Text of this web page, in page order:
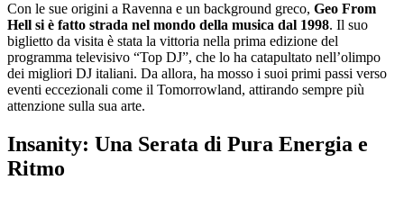
Con le sue origini a Ravenna e un background greco, Geo From
Hell si è fatto strada nel mondo della musica dal 1998. Il suo
biglietto da visita è stata la vittoria nella prima edizione del
programma televisivo “Top DJ”, che lo ha catapultato nell’olimpo
dei migliori DJ italiani. Da allora, ha mosso i suoi primi passi verso
eventi eccezionali come il Tomorrowland, attirando sempre più
attenzione sulla sua arte.
Insanity: Una Serata di Pura Energia e
Ritmo